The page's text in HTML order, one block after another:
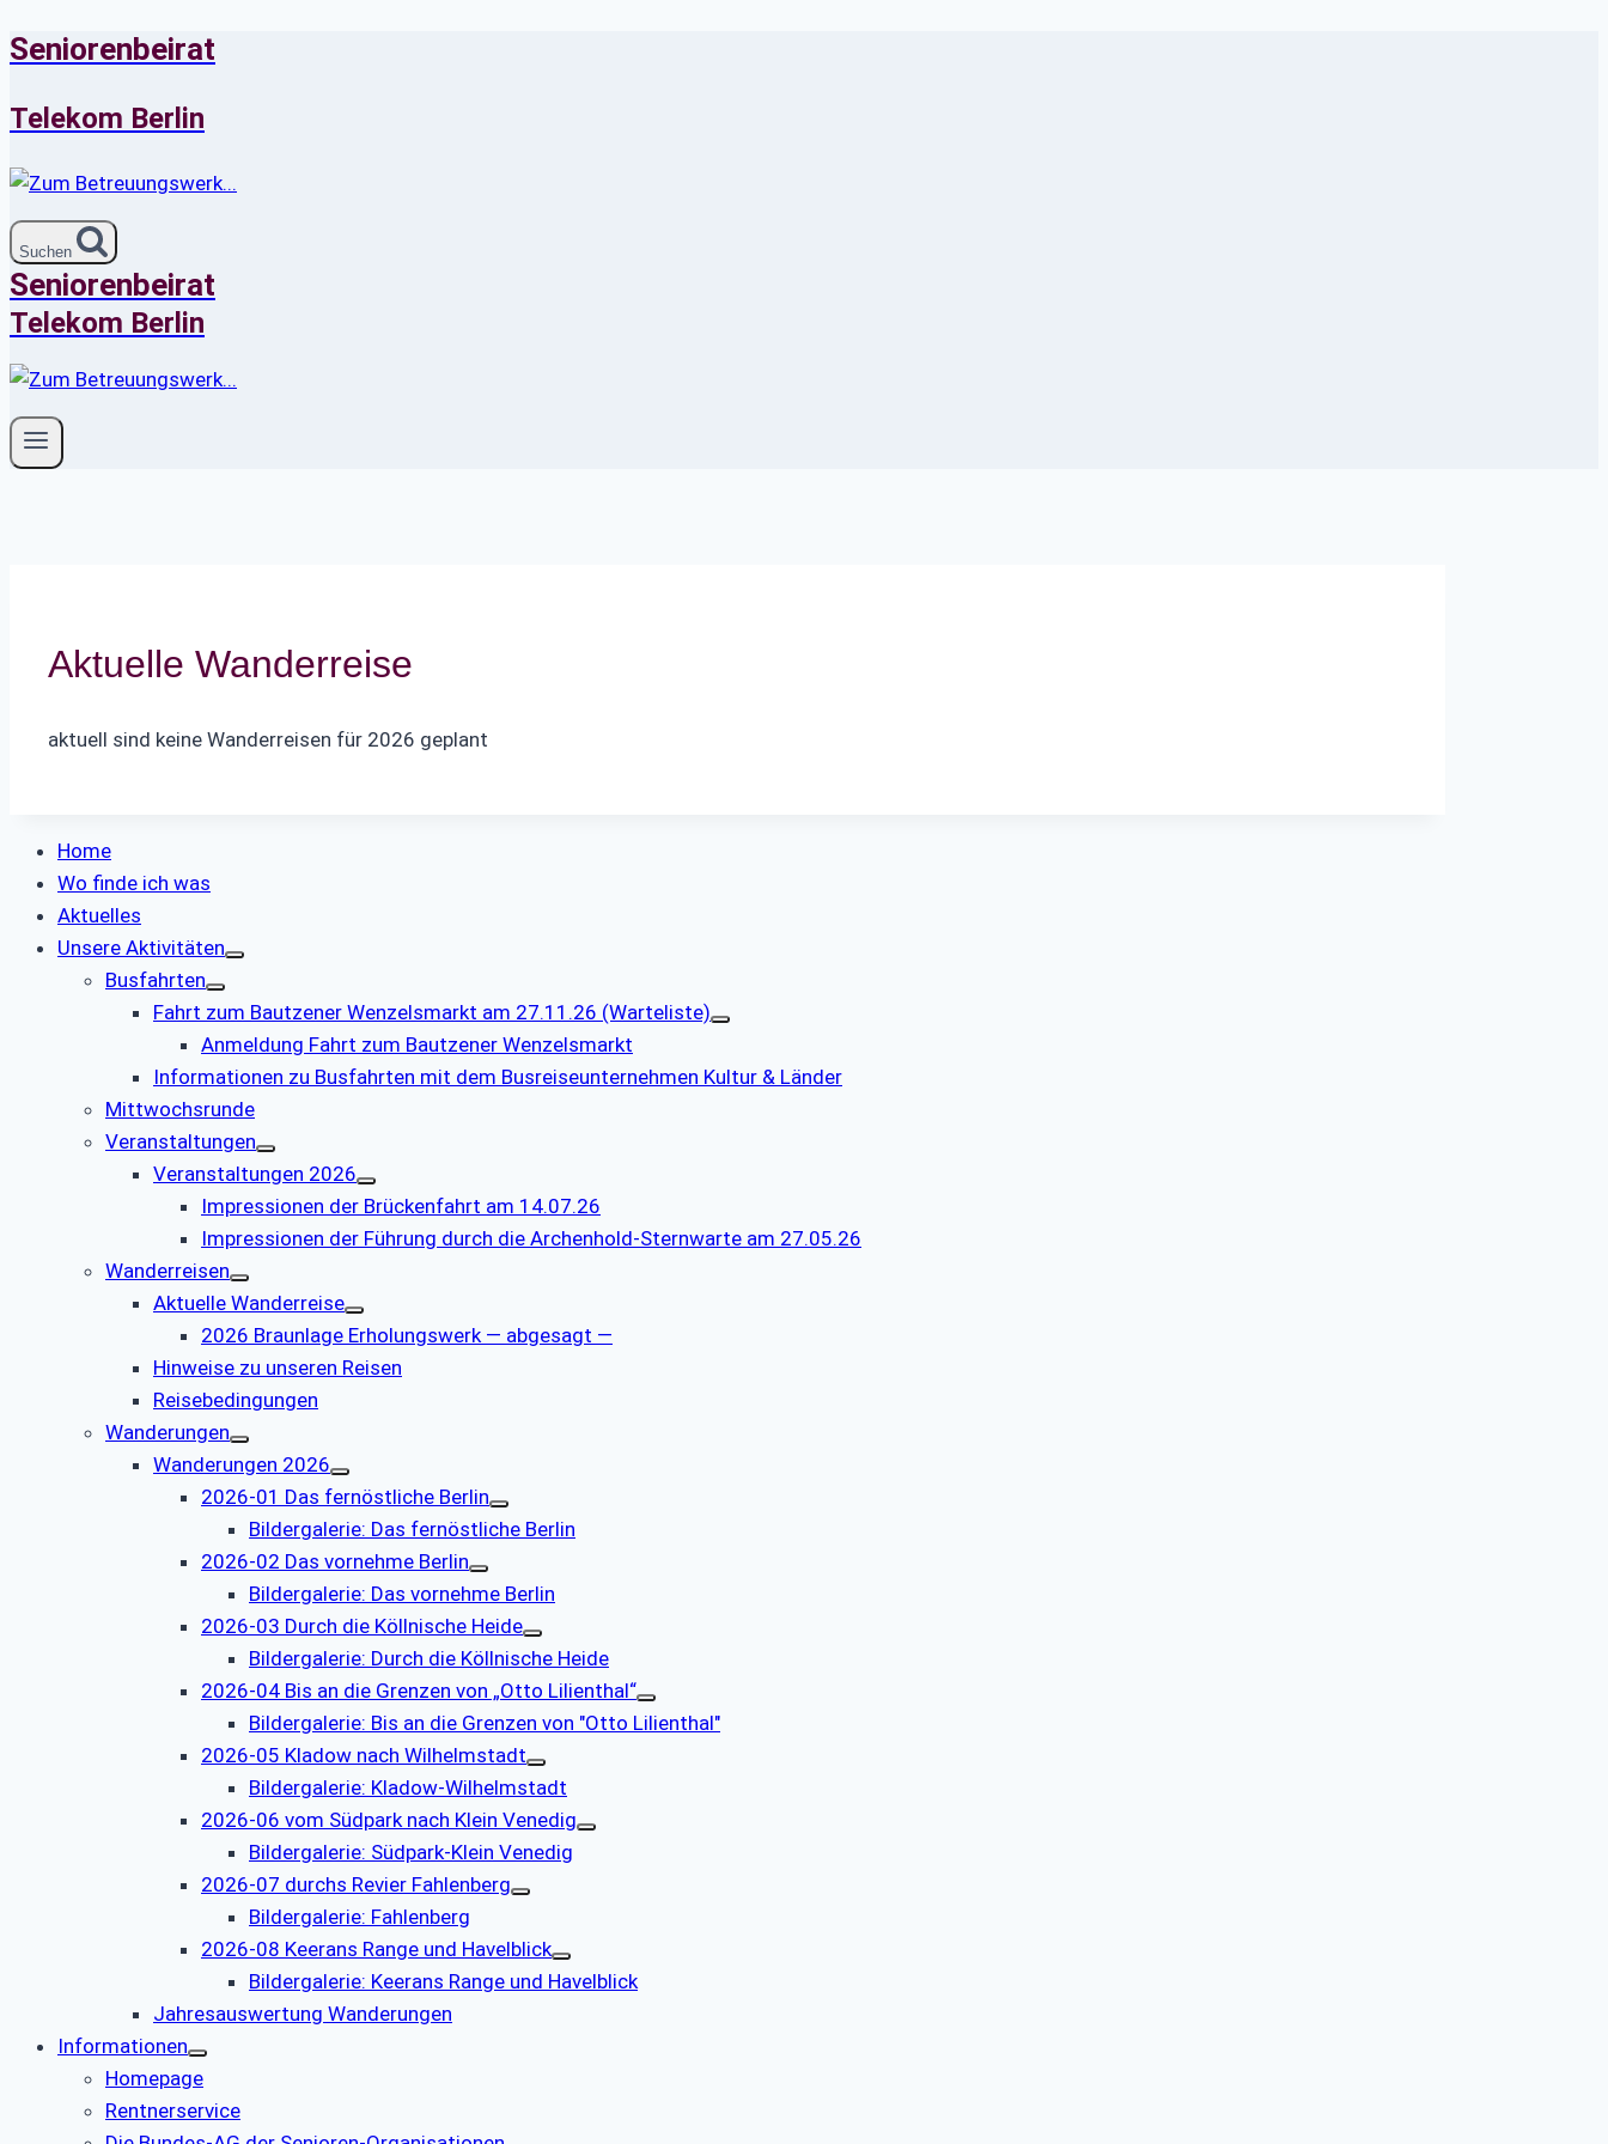
Zum
springen
Seniorenbeirat
Telekom Berlin
Suchen
Seniorenbeirat
Telekom Berlin
Aktuelle Wanderreise
aktuell sind keine Wanderreisen für 2026 geplant
Home
Wo finde ich was
Aktuelles
Unsere Aktivitäten
Busfahrten
Fahrt zum Bautzener Wenzelsmarkt am 27.11.26 (Warteliste)
Anmeldung Fahrt zum Bautzener Wenzelsmarkt
Informationen zu Busfahrten mit dem Busreiseunternehmen Kultur & Länder
Mittwochsrunde
Veranstaltungen
Veranstaltungen 2026
Impressionen der Brückenfahrt am 14.07.26
Impressionen der Führung durch die Archenhold-Sternwarte am 27.05.26
Wanderreisen
Aktuelle Wanderreise
2026 Braunlage Erholungswerk — abgesagt —
Hinweise zu unseren Reisen
Reisebedingungen
Wanderungen
Wanderungen 2026
2026-01 Das fernöstliche Berlin
Bildergalerie: Das fernöstliche Berlin
2026-02 Das vornehme Berlin
Bildergalerie: Das vornehme Berlin
2026-03 Durch die Köllnische Heide
Bildergalerie: Durch die Köllnische Heide
2026-04 Bis an die Grenzen von „Otto Lilienthal“
Bildergalerie: Bis an die Grenzen von "Otto Lilienthal"
2026-05 Kladow nach Wilhelmstadt
Bildergalerie: Kladow-Wilhelmstadt
2026-06 vom Südpark nach Klein Venedig
Bildergalerie: Südpark-Klein Venedig
2026-07 durchs Revier Fahlenberg
Bildergalerie: Fahlenberg
2026-08 Keerans Range und Havelblick
Bildergalerie: Keerans Range und Havelblick
Jahresauswertung Wanderungen
Informationen
Homepage
Rentnerservice